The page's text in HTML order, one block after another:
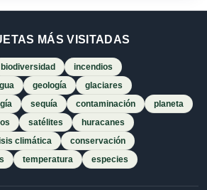
MÁS VISITADAS
biodiversidad
incendios
geología
glaciares
sequía contaminación
planeta
satélites
huracanes
climática
conservación
temperatura especies